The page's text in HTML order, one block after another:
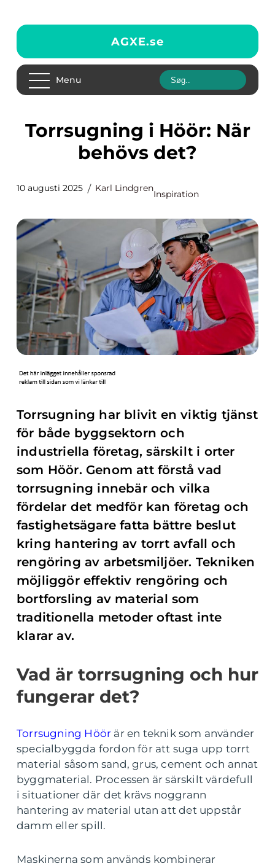
AGXE.se
Menu
Torrsugning i Höör: När
behövs det?
10 augusti 2025 Karl Lindgren
Inspiration
Torrsugning har blivit en viktig tjänst
för både byggsektorn och
industriella företag, särskilt i orter
som Höör. Genom att förstå vad
torrsugning innebär och vilka
fördelar det medför kan företag och
fastighetsägare fatta bättre beslut
kring hantering av torrt avfall och
rengöring av arbetsmiljöer. Tekniken
möjliggör effektiv rengöring och
bortforsling av material som
traditionella metoder oftast inte
klarar av.
Vad är torrsugning och hur
fungerar det?
Torrsugning Höör är en teknik som använder
specialbyggda fordon för att suga upp torrt
material såsom sand, grus, cement och annat
byggmaterial. Processen är särskilt värdefull
i situationer där det krävs noggrann
hantering av material utan att det uppstår
damm eller spill.
Maskinerna som används kombinerar